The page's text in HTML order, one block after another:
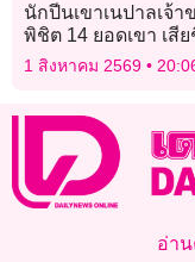
นักปีนเขาเนปาลเจ้า
พิชิต 14 ยอดเขา เสีย
หิมะถล่มในปากีสถา
1 สิงหาคม 2569
อ่า